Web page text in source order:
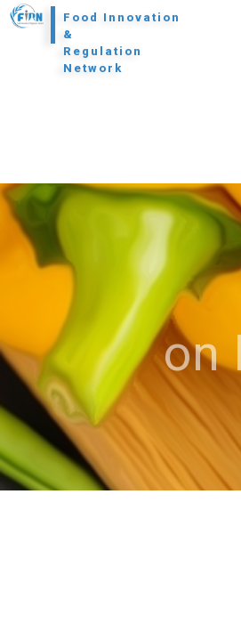
Food Innovation
&
Regulation
Network
l
on